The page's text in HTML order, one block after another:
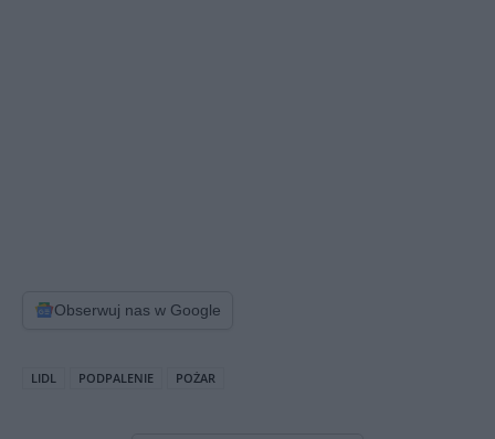
Obserwuj nas w Google
LIDL PODPALENIE POŻAR